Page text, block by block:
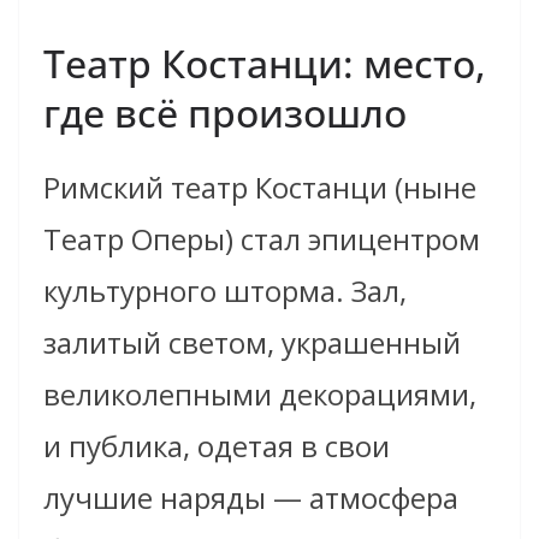
Театр Костанци: место,
где всё произошло
Римский театр Костанци (ныне
Театр Оперы) стал эпицентром
культурного шторма. Зал,
залитый светом, украшенный
великолепными декорациями,
и публика, одетая в свои
лучшие наряды — атмосфера